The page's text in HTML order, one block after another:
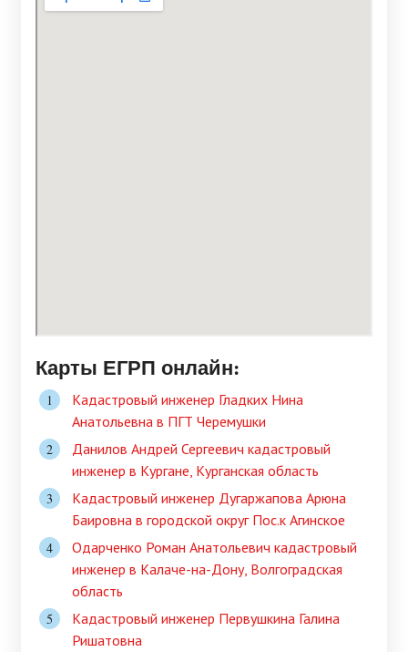
Карты ЕГРП онлайн:
Кадастровый инженер Гладких Нина
Анатольевна в ПГТ Черемушки
Данилов Андрей Сергеевич кадастровый
инженер в Кургане, Курганская область
Кадастровый инженер Дугаржапова Арюна
Баировна в городской округ Поc.к Агинское
Одарченко Роман Анатольевич кадастровый
инженер в Калаче-на-Дону, Волгоградская
область
Кадастровый инженер Первушкина Галина
Ришатовна